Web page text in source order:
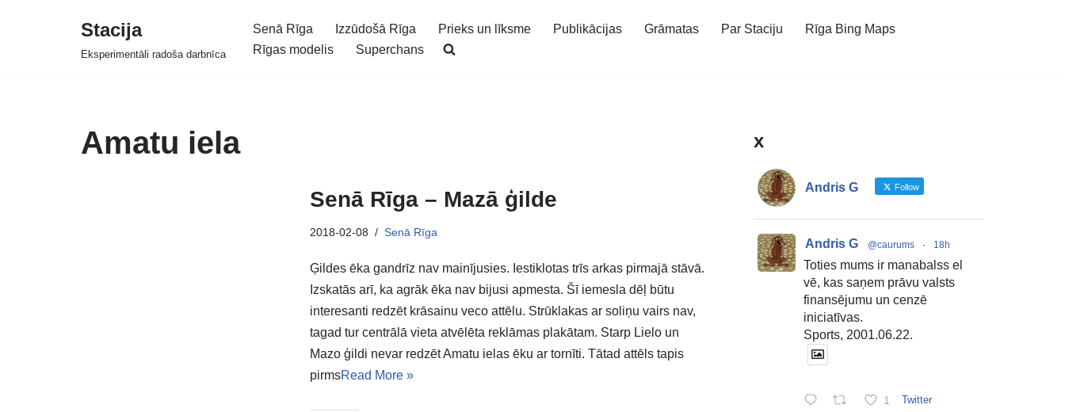
Stacija
Eksperimentāli radoša darbnīca
Senā Rīga Izzūdošā Rīga Prieks un līksme Publikācijas Grāmatas Par Staciju
Rīga Bing Maps
Rīgas modelis
Superchans
Amatu iela
Senā Rīga – Mazā ģilde
2018-02-08 Senā Rīga
Ģildes ēka gandrīz nav mainījusies. Iestiklotas trīs arkas pirmajā stāvā.
Izskatās arī, ka agrāk ēka nav bijusi apmesta. Šī iemesla dēļ būtu
interesanti redzēt krāsainu veco attēlu. Strūklakas ar soliņu vairs nav,
tagad tur centrālā vieta atvēlēta reklāmas plakātam. Starp Lielo un
Mazo ģildi nevar redzēt Amatu ielas ēku ar tornīti. Tātad attēls tapis
pirmsRead More »
x
Andris G Follow
Andris G @caurums · 18h
Toties mums ir manabalss el
vē, kas saņem prāvu valsts
finansējumu un cenzē
iniciatīvas.
Sports, 2001.06.22.
1 Twitter